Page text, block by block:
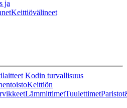
ja
Keittiövälineet
Kodin turvallisuus
Keittiön
LämmittimetTuulettimet